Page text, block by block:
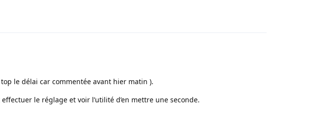
le délai car commentée avant hier matin ).
le réglage et voir l’utilité d’en mettre une seconde.